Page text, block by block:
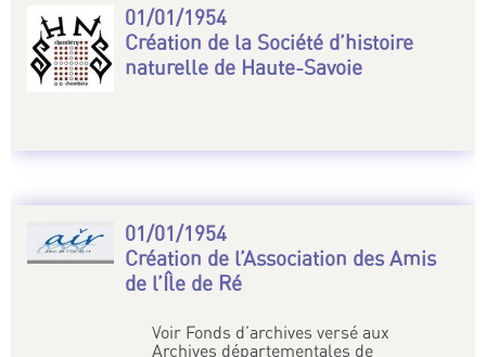
01/01/1954
Création de la Société d’histoire
naturelle de Haute-Savoie
01/01/1954
Création de l’Association des Amis
de l’Île de Ré
Voir Fonds d’archives versé aux
Archives départementales de